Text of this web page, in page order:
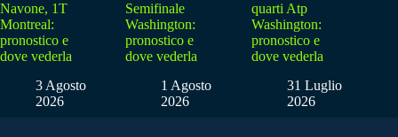
Navone, 1T
Montreal:
pronostico e
dove vederla
3 Agosto
2026
Semifinale
Washington:
pronostico e
dove vederla
1 Agosto
2026
quarti Atp
Washington:
pronostico e
dove vederla
31 Luglio
2026